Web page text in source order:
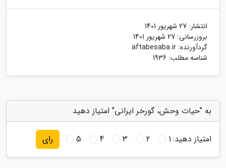
انتشار: 27 شهریور 1401
بروزرسانی: 27 شهریور 1401
گردآورنده: aftabesaba.ir
شناسه مطلب: 1936
به "حیات وحش، گورخر ایرانی" امتیاز دهید
امتیاز دهید:1
2
3
4
5 رای